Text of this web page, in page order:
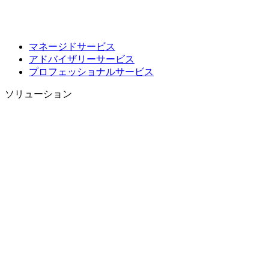
マネージドサービス
アドバイザリーサービス
プロフェッショナルサービス
ソリューション